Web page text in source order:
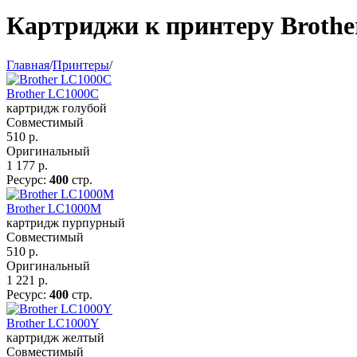
Картриджи к принтеру
Главная/Принтеры/
Brother LC1000C
картридж голубой
Совместимый
510 р.
Оригинальный
1 177 р.
Ресурс: 400 стр.
Brother LC1000M
картридж пурпурный
Совместимый
510 р.
Оригинальный
1 221 р.
Ресурс: 400 стр.
Brother LC1000Y
картридж желтый
Совместимый